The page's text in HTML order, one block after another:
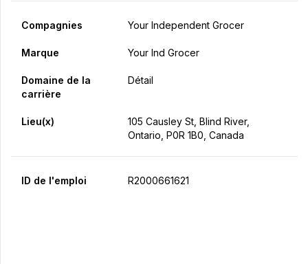
Compagnies Your Independent Grocer
Marque Your Ind Grocer
Domaine de la
carrière
Détail
Lieu(x)
105 Causley St, Blind River,
Ontario, P0R 1B0, Canada
ID de l'emploi R2000661621